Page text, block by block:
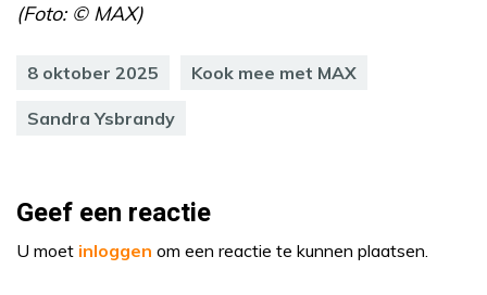
(Foto: © MAX)
8 oktober 2025 Kook mee met MAX
Sandra Ysbrandy
Geef een reactie
U moet inloggen om een reactie te kunnen plaatsen.